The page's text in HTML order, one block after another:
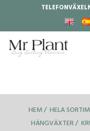
HEM HELA
HÄNGVÄXTER